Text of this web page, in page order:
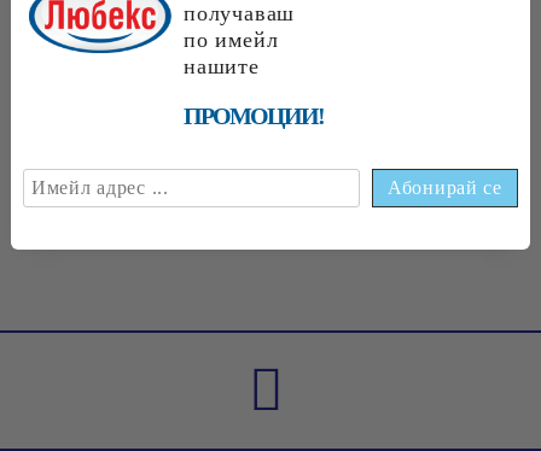
€175 лв.
€1.89 3.70 лв.
получаваш
по имейл
нашите
ПРОМОЦИИ!